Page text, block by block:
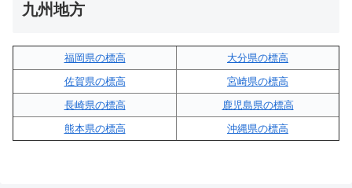
九州地方
福岡県の標高
大分県の標高
佐賀県の標高
宮崎県の標高
長崎県の標高
鹿児島県の標高
熊本県の標高
沖縄県の標高